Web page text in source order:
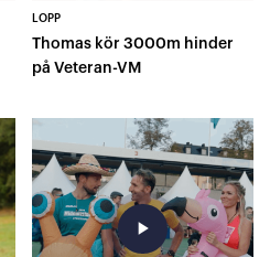
LOPP
Thomas kör 3000m hinder
på Veteran-VM
play_arrow